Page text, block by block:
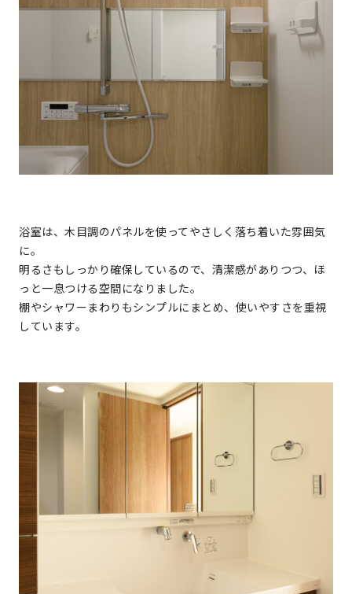
浴室は、木目調のパネルを使ってやさしく落ち着いた雰囲気
に。
明るさもしっかり確保しているので、清潔感がありつつ、ほ
っと一息つける空間になりました。
棚やシャワーまわりもシンプルにまとめ、使いやすさを重視
しています。